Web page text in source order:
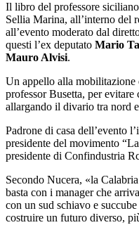
Il libro del professore
Sellia Marina, all’interno del
all’evento moderato dal
questi l’ex deputato Mario
Mauro Alvisi.
Un appello alla
professor Busetta, per
allargando il divario tra nord
Padrone di casa dell’evento
presidente del movimento
presidente di Confindustria
Secondo Nucera, «la
basta con i manager che
con un sud schiavo e
costruire un futuro diverso,